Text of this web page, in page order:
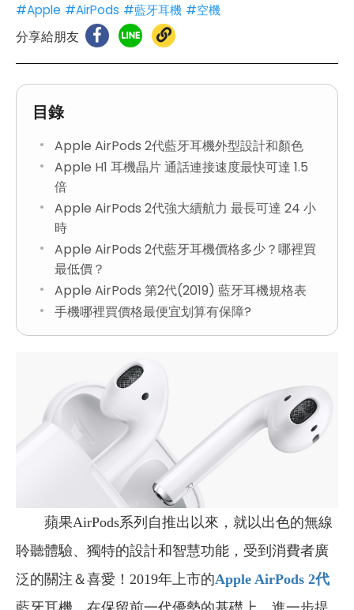
#Apple #AirPods #藍牙耳機 #空機
分享給朋友
目錄
Apple AirPods 2代藍牙耳機外型設計和顏色
Apple H1 耳機晶片 通話連接速度最快可達 1.5
倍
Apple AirPods 2代強大續航力 最長可達 24 小
時
Apple AirPods 2代藍牙耳機價格多少？哪裡買
最低價？
Apple AirPods 第2代(2019) 藍牙耳機規格表
手機哪裡買價格最便宜划算有保障?
蘋果AirPods系列自推出以來，就以出色的無線
聆聽體驗、獨特的設計和智慧功能，受到消費者廣
泛的關注＆喜愛！2019年上市的Apple AirPods 2代